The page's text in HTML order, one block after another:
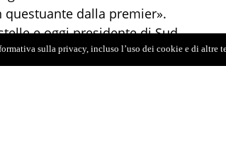
dalla premier».
e oggi presidente di Sud
rimasti fregati». Che ci
e il Guardasigilli dei
sulla privacy, incluso l’uso dei cookie e di altre